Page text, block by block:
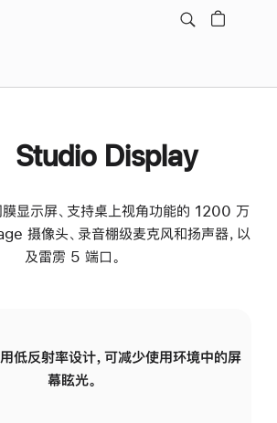
Studio Display
显示屏、支持桌上视角功能的 1200 万
摄像头、录音棚级麦克风和扬声器，以
及雷雳 5 端口。
低反射率设计，可减少使用环境中的屏
幕眩光。